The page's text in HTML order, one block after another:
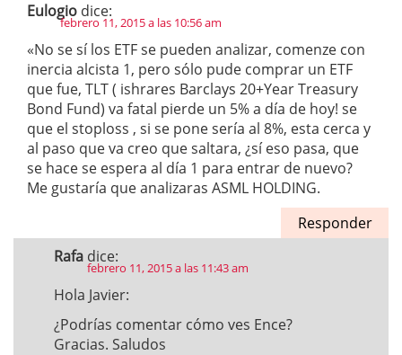
Eulogio dice:
febrero 11, 2015 a las 10:56 am
«No se sí los ETF se pueden analizar, comenze con
inercia alcista 1, pero sólo pude comprar un ETF
que fue, TLT ( ishrares Barclays 20+Year Treasury
Bond Fund) va fatal pierde un 5% a día de hoy! se
que el stoploss , si se pone sería al 8%, esta cerca y
al paso que va creo que saltara, ¿sí eso pasa, que
se hace se espera al día 1 para entrar de nuevo?
Me gustaría que analizaras ASML HOLDING.
Responder
Rafa dice:
febrero 11, 2015 a las 11:43 am
Hola Javier:
¿Podrías comentar cómo ves Ence?
Gracias. Saludos